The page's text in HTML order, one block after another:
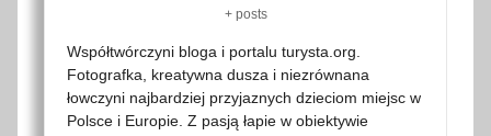
+ posts
Współtwórczyni bloga i portalu turysta.org.
Fotografka, kreatywna dusza i niezrównana
łowczyni najbardziej przyjaznych dzieciom miejsc w
Polsce i Europie. Z pasją łapie w obiektywie